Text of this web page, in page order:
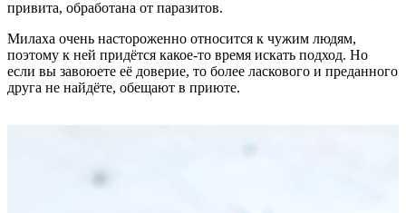
привита, обработана от паразитов.
Милаха очень настороженно относится к чужим людям,
поэтому к ней придётся какое-то время искать подход. Но
если вы завоюете её доверие, то более ласкового и преданного
друга не найдёте, обещают в приюте.